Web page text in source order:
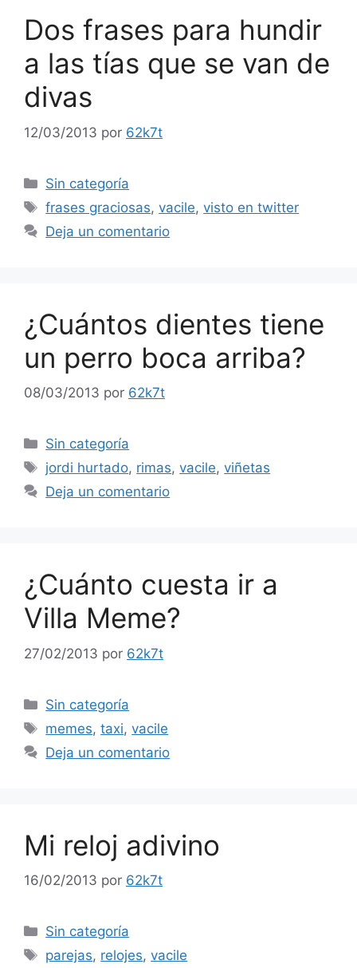
Dos frases para hundir
a las tías que se van de
divas
12/03/2013 por 62k7t
Categorías
Sin categoría
Etiquetas
frases graciosas,vacile,visto en twitter
Deja un comentario
¿Cuántos dientes tiene
un perro boca arriba?
08/03/2013 por 62k7t
Categorías
Sin categoría
Etiquetas
jordi hurtado, rimas,vacile,viñetas
Deja un comentario
¿Cuánto cuesta ir a
Villa Meme?
27/02/2013 por 62k7t
Categorías
Sin categoría
Etiquetas
memes,taxi,vacile
Deja un comentario
Mi reloj adivino
16/02/2013 por 62k7t
Categorías
Sin categoría
Etiquetas
parejas, relojes,vacile